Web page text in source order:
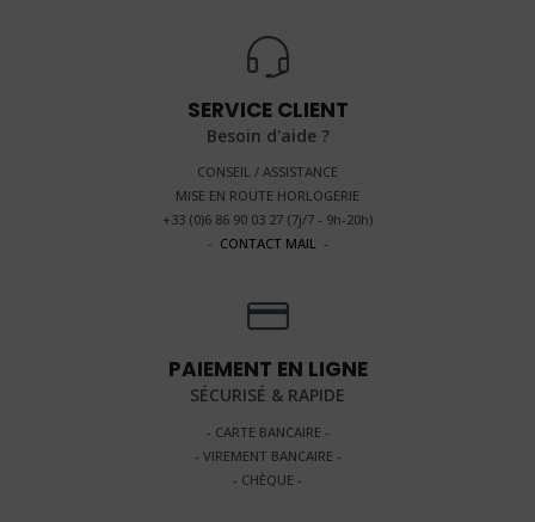
SERVICE CLIENT
Besoin d'aide ?
CONSEIL / ASSISTANCE
MISE EN ROUTE HORLOGERIE
+33 (0)6 86 90 03 27 (7j/7 - 9h-20h)
- CONTACT MAIL-
PAIEMENT EN LIGNE
SÉCURISÉ & RAPIDE
- CARTE BANCAIRE -
- VIREMENT BANCAIRE -
- CHÈQUE -